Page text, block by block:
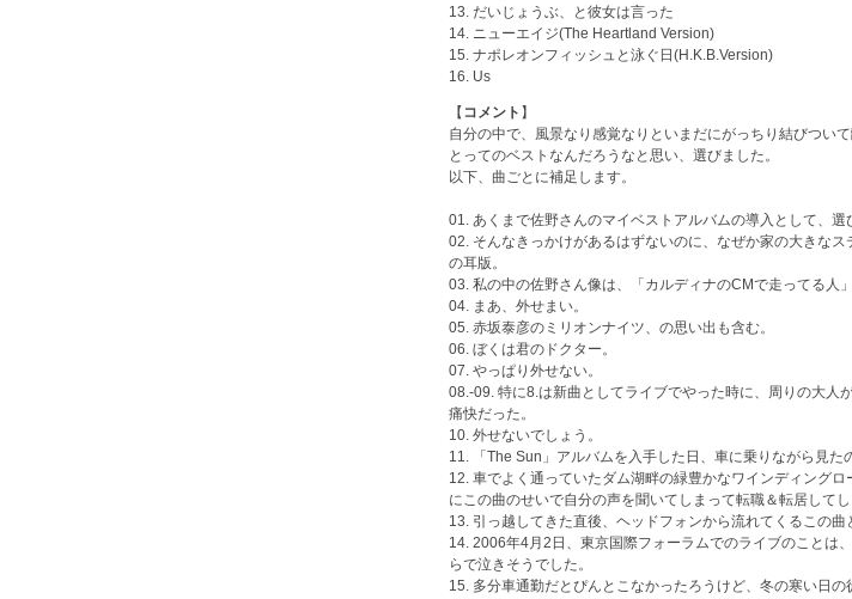
13. だいじょうぶ、と彼女は言った
14. ニューエイジ(The Heartland Version)
15. ナポレオンフィッシュと泳ぐ日(H.K.B.Version)
16. Us
【 コメント 】
自分の中で、風景なり感覚なりといまだにがっちり結びつい
とってのベストなんだろうなと思い、選びました。
以下、曲ごとに補足します。
01. あくまで佐野さんのマイベストアルバムの導入として、選
02. そんなきっかけがあるはずないのに、なぜか家の大きな
の耳版。
03. 私の中の佐野さん像は、「カルディナのCMで走ってる人」
04. まあ、外せまい。
05. 赤坂泰彦のミリオンナイツ、の思い出も含む。
06. ぼくは君のドクター。
07. やっぱり外せない。
08.-09. 特に8.は新曲としてライブでやった時に、周りの大人
痛快だった。
10. 外せないでしょう。
11. 「The Sun」アルバムを入手した日、車に乗りながら見た
12. 車でよく通っていたダム湖畔の緑豊かなワインディング
にこの曲のせいで自分の声を聞いてしまって転職＆転居して
13. 引っ越してきた直後、ヘッドフォンから流れてくるこの曲
14. 2006年4月2日、東京国際フォーラムでのライブのことは
らで泣きそうでした。
15. 多分車通勤だとぴんとこなかったろうけど、冬の寒い日の